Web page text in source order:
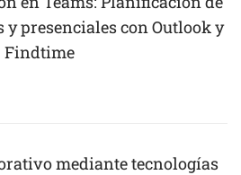
presenciales con Outlook y
Findtime
mediante tecnologías